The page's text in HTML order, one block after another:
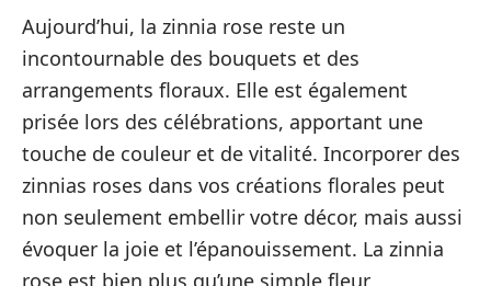
Aujourd’hui, la zinnia rose reste un
incontournable des bouquets et des
arrangements floraux. Elle est également
prisée lors des célébrations, apportant une
touche de couleur et de vitalité. Incorporer des
zinnias roses dans vos créations florales peut
non seulement embellir votre décor, mais aussi
évoquer la joie et l’épanouissement. La zinnia
rose est bien plus qu’une simple fleur